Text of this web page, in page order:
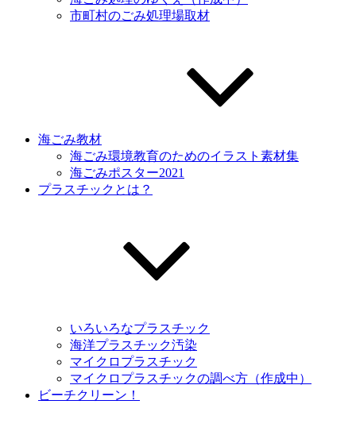
市町村のごみ処理場取材
海ごみ教材
海ごみ環境教育のためのイラスト素材集
海ごみポスター2021
プラスチックとは？
いろいろなプラスチック
海洋プラスチック汚染
マイクロプラスチック
マイクロプラスチックの調べ方（作成中）
ビーチクリーン！